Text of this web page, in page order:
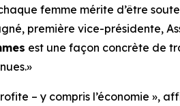
femme mérite d’être
première vice-présidente,
est une façon concrète de
– y compris l’économie »,